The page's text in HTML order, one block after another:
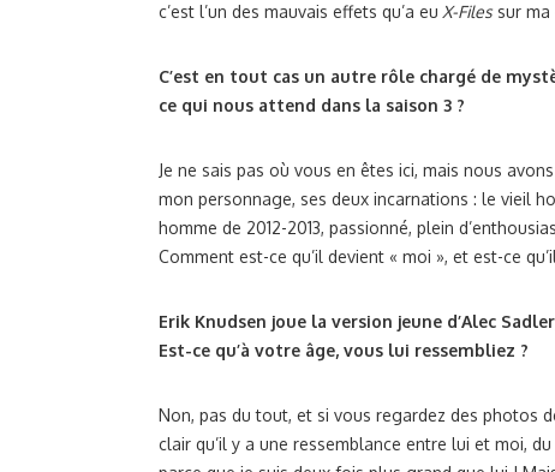
c’est l’un des mauvais effets qu’a eu X-Files sur ma
C’est en tout cas un autre rôle chargé de
ce qui nous attend dans la saison 3 ?
Je ne sais pas où vous en êtes ici, mais nous
mon personnage, ses deux incarnations : le vieil
homme de 2012-2013, passionné, plein
Comment est-ce qu’il devient « moi », et est-ce
Erik Knudsen joue la version jeune d’Alec
Est-ce qu’à votre âge, vous lui ressembliez ?
Non, pas du tout, et si vous regardez des photos
clair qu’il y a une ressemblance entre lui et moi,